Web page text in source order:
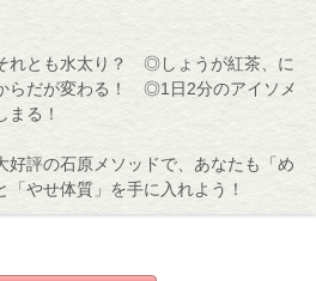
とも水太り？ ◎しょうが紅茶、に
らだが変わる！ ◎1日2分のアイソメ
る！
評の石原メソッドで、あなたも「め
「やせ体質」を手に入れよう！